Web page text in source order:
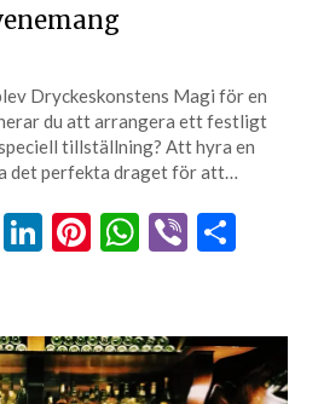
Dryckeskonstens Magi för en
du att arrangera ett festligt
tillställning? Att hyra en
det perfekta draget för att…
EmailLinkedIn
Pinterest
WhatsApp
Viber